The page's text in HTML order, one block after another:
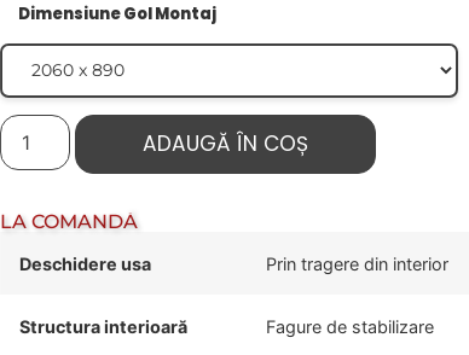
Dimensiune Gol Montaj
ADAUGĂ ÎN COȘ
LA COMANDĂ
Deschidere usa Prin tragere din interior
Structura interioară Fagure de stabilizare